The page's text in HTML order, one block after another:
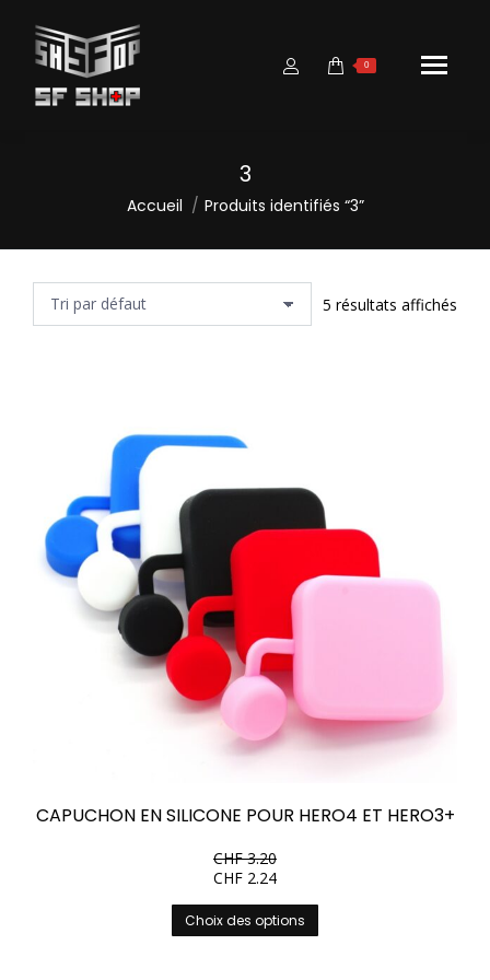
0
3
Vous êtes ici :
Accueil Produits identifiés “3”
5 résultats affichés
CAPUCHON EN SILICONE POUR HERO4 ET HERO3+
CHF3.20
CHF 2.24
Choix des options
Ce
produit